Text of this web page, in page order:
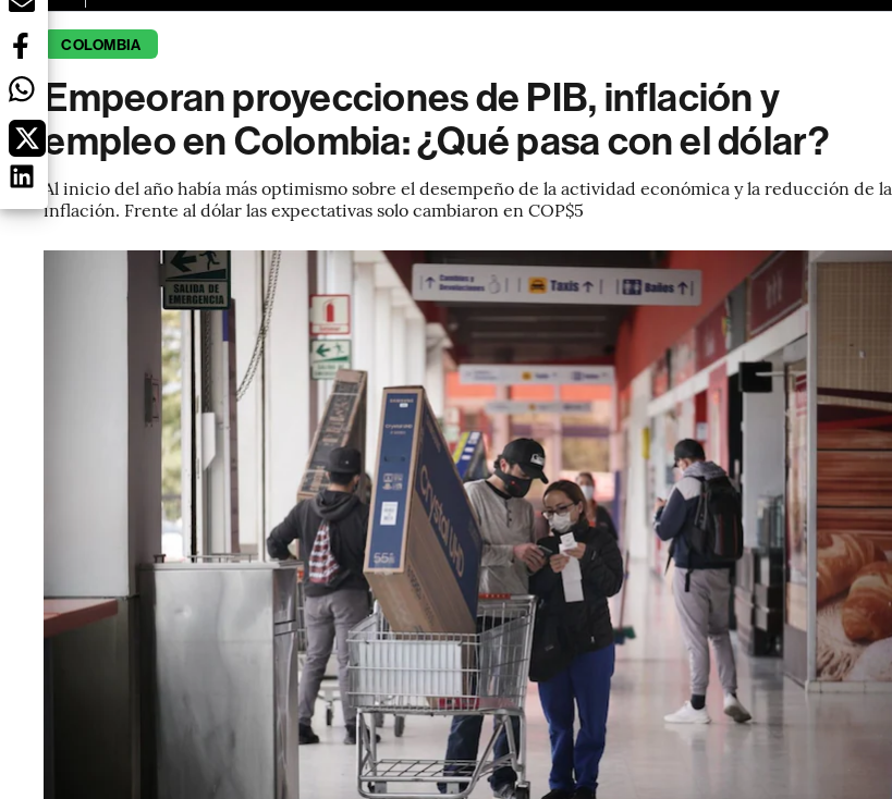
COLOMBIA
Empeoran proyecciones de PIB, inflación y
empleo en Colombia: ¿Qué pasa con el dólar?
Al inicio del año había más optimismo sobre el desempeño de la actividad económica y la reducción de la
inflación. Frente al dólar las expectativas solo cambiaron en COP$5